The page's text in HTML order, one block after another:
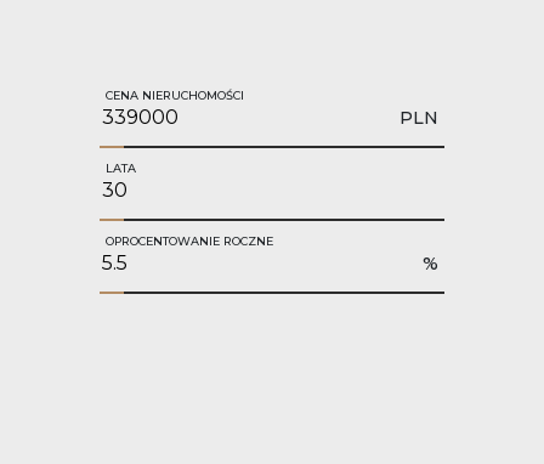
CENA NIERUCHOMOŚCI
PLN
LATA
OPROCENTOWANIE ROCZNE
%